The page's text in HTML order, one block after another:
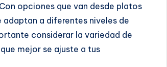
opciones que van desde platos
a diferentes niveles de
considerar la variedad de
mejor se ajuste a tus